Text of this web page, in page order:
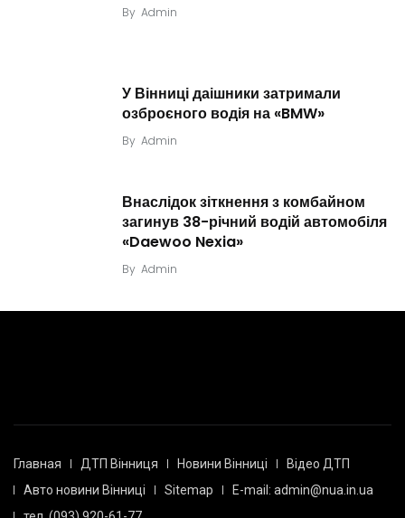
By Admin
У Вінниці даішники затримали
озброєного водія на «BMW»
By Admin
Внаслідок зіткнення з комбайном
загинув 38-річний водій автомобіля
«Daewoo Nexia»
By Admin
Главная ДТП Вінниця Новини Вінниці
Відео ДТП
Авто новини Вінниці
Sitemap
E-mail: admin@nua.in.ua